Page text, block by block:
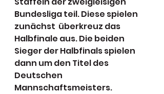
Bundesliga teil. Diese spielen
zunächst  überkreuz das
Halbfinale aus. Die beiden
Sieger der Halbfinals spielen
dann um den Titel des
Deutschen
Mannschaftsmeisters.